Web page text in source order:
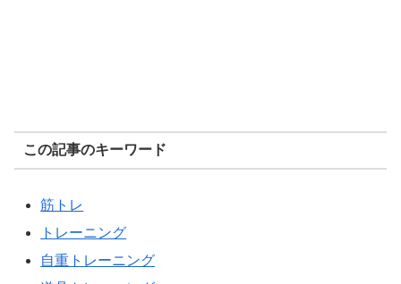
この記事のキーワード
筋トレ
トレーニング
自重トレーニング